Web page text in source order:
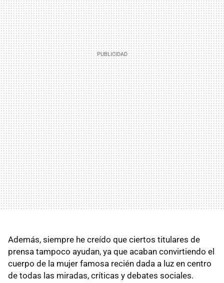
Además, siempre he creído que ciertos titulares de
prensa tampoco ayudan, ya que acaban convirtiendo el
cuerpo de la mujer famosa recién dada a luz en centro
de todas las miradas, críticas y debates sociales.